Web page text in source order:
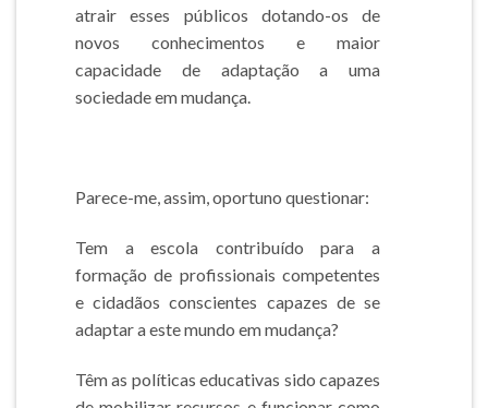
atrair esses públicos dotando-os de
novos conhecimentos e maior
capacidade de adaptação a uma
sociedade em mudança.
Parece-me, assim, oportuno questionar:
Tem a escola contribuído para a
formação de profissionais competentes
e cidadãos conscientes capazes de se
adaptar a este mundo em mudança?
Têm as políticas educativas sido capazes